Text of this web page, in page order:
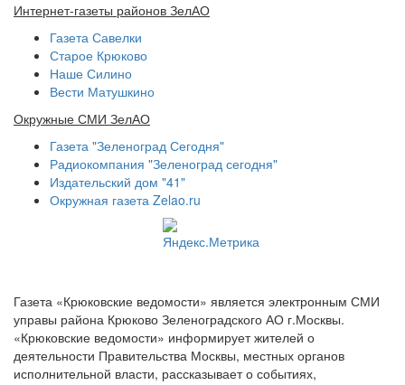
Интернет-газеты районов ЗелАО
Газета Савелки
Старое Крюково
Наше Силино
Вести Матушкино
Окружные СМИ ЗелАО
Газета "Зеленоград Сегодня"
Радиокомпания "Зеленоград сегодня"
Издательский дом "41"
Окружная газета Zelao.ru
Газета «Крюковские ведомости» является электронным СМИ
управы района Крюково Зеленоградского АО г.Москвы.
«Крюковские ведомости» информирует жителей о
деятельности Правительства Москвы, местных органов
исполнительной власти, рассказывает о событиях,